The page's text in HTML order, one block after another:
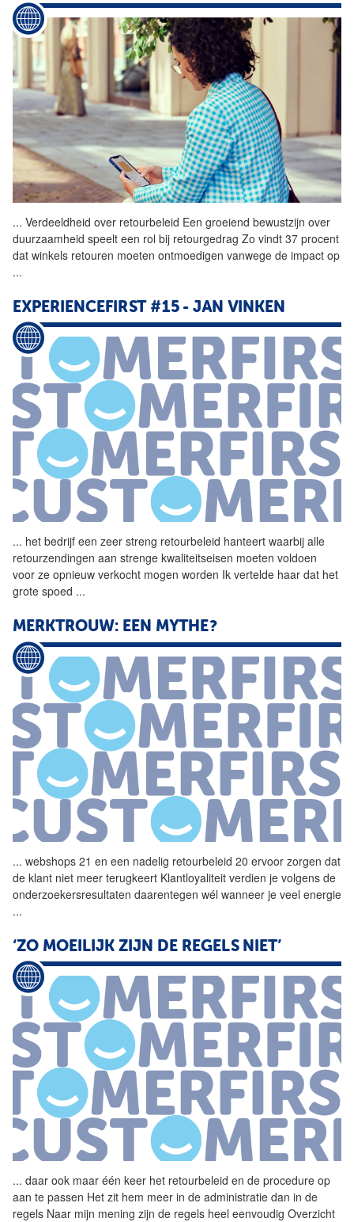
... Verdeeldheid over retourbeleid Een groeiend bewustzijn over
duurzaamheid speelt een rol bij retourgedrag Zo vindt 37 procent
dat winkels retouren moeten ontmoedigen vanwege de impact op
...
EXPERIENCEFIRST #15 - JAN VINKEN
... het bedrijf een zeer streng retourbeleid hanteert waarbij alle
retourzendingen aan strenge kwaliteitseisen moeten voldoen
voor ze opnieuw verkocht mogen worden Ik vertelde haar dat het
grote spoed ...
MERKTROUW: EEN MYTHE?
... webshops 21 en een nadelig retourbeleid 20 ervoor zorgen dat
de klant niet meer terugkeert Klantloyaliteit verdien je volgens de
onderzoekersresultaten daarentegen wél wanneer je veel energie
...
‘ZO MOEILIJK ZIJN DE REGELS NIET’
... daar ook maar één keer het retourbeleid en de procedure op
aan te passen Het zit hem meer in de administratie dan in de
regels Naar mijn mening zijn de regels heel eenvoudig Overzicht